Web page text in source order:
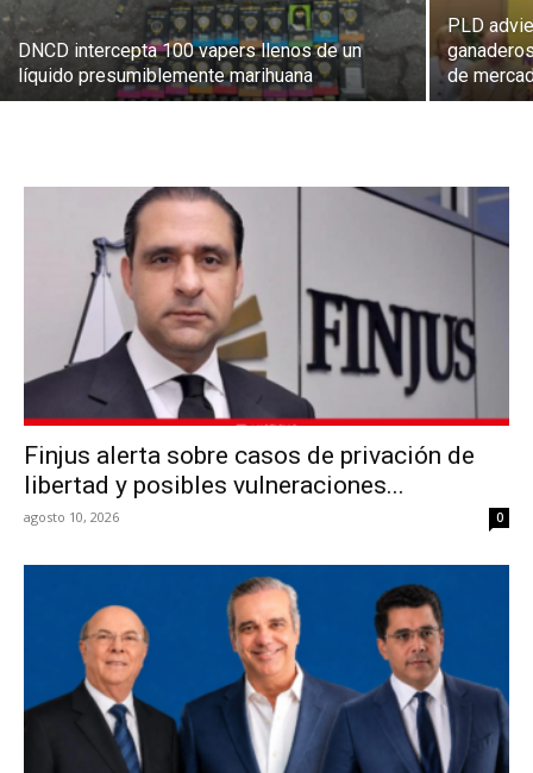
DNCD intercepta 100 vapers llenos de un
líquido presumiblemente marihuana
PLD
de
Finjus alerta sobre casos de privación de
libertad y posibles vulneraciones...
agosto 10, 2026 0